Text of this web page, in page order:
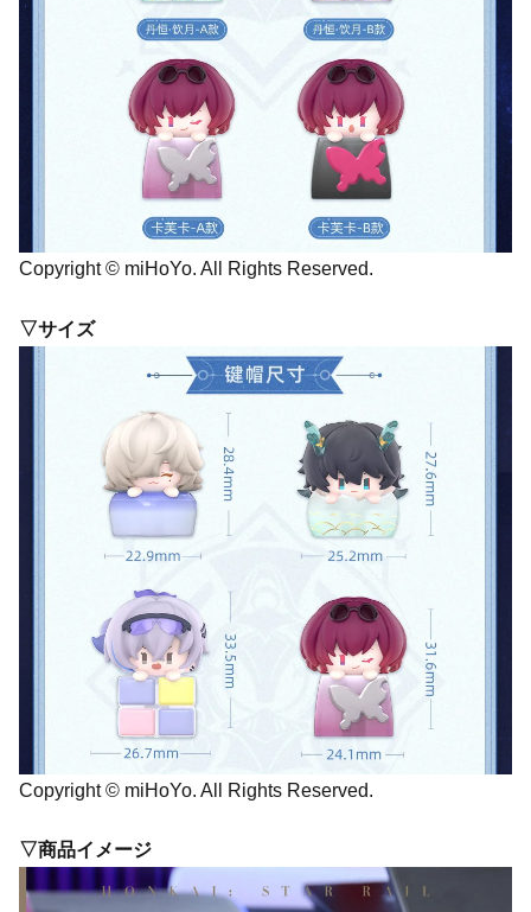
Copyright © miHoYo. All Rights Reserved.
▽サイズ
Copyright © miHoYo. All Rights Reserved.
▽商品イメージ